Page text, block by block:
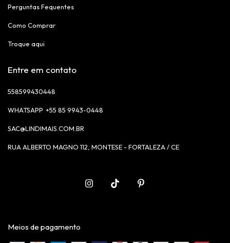
Perguntas Fequentes
Como Comprar
Troque aqui
Entre em contato
558599430448
+55 85 9943-0448
SAC@LINDIMAIS.COM.BR
RUA ALBERTO MAGNO 112, MONTESE - FORTALEZA / CE
Meios de pagamento